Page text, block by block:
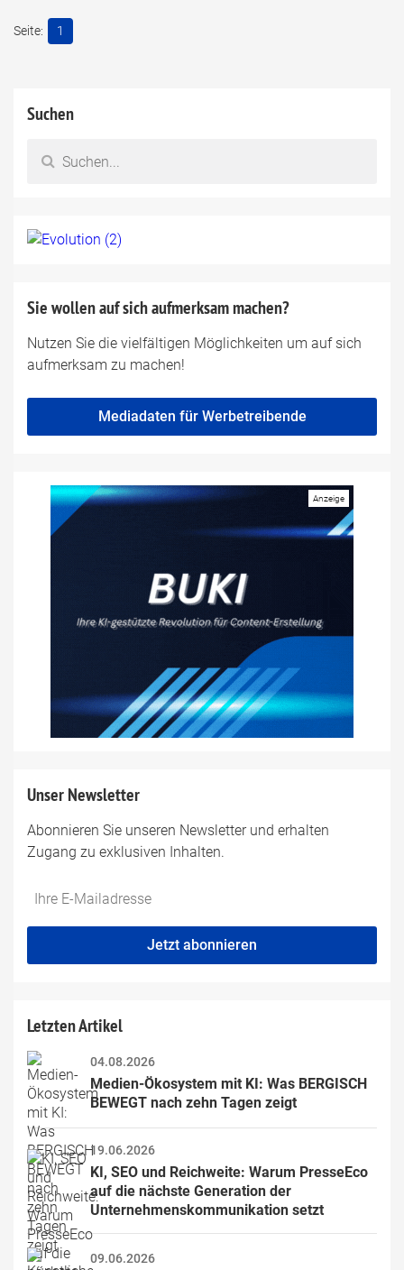
1
Suchen
Sie wollen auf sich aufmerksam machen?
Nutzen Sie die vielfältigen Möglichkeiten um auf sich
aufmerksam zu machen!
Mediadaten für Werbetreibende
Unser Newsletter
Abonnieren Sie unseren Newsletter und erhalten
Zugang zu exklusiven Inhalten.
Do
*Ihre
Jetzt abonnieren
Letzten Artikel
04.08.2026
Medien-Ökosystem mit KI: Was BERGISCH
BEWEGT nach zehn Tagen zeigt
19.06.2026
KI, SEO und Reichweite: Warum PresseEco
auf die nächste Generation der
Unternehmenskommunikation setzt
09.06.2026